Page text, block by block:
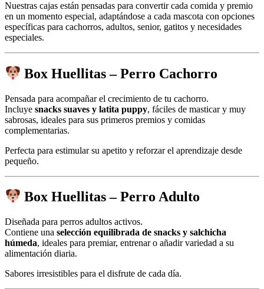
Nuestras cajas están pensadas para convertir cada comida y premio
en un momento especial, adaptándose a cada mascota con opciones
específicas para cachorros, adultos, senior, gatitos y necesidades
especiales.
Box Huellitas – Perro Cachorro
Pensada para acompañar el crecimiento de tu cachorro.
Incluye snacks suaves y latita puppy, fáciles de masticar y muy
sabrosas, ideales para sus primeros premios y comidas
complementarias.
Perfecta para estimular su apetito y reforzar el aprendizaje desde
pequeño.
Box Huellitas – Perro Adulto
Diseñada para perros adultos activos.
Contiene una selección equilibrada de snacks y salchicha
húmeda, ideales para premiar, entrenar o añadir variedad a su
alimentación diaria.
Sabores irresistibles para el disfrute de cada día.